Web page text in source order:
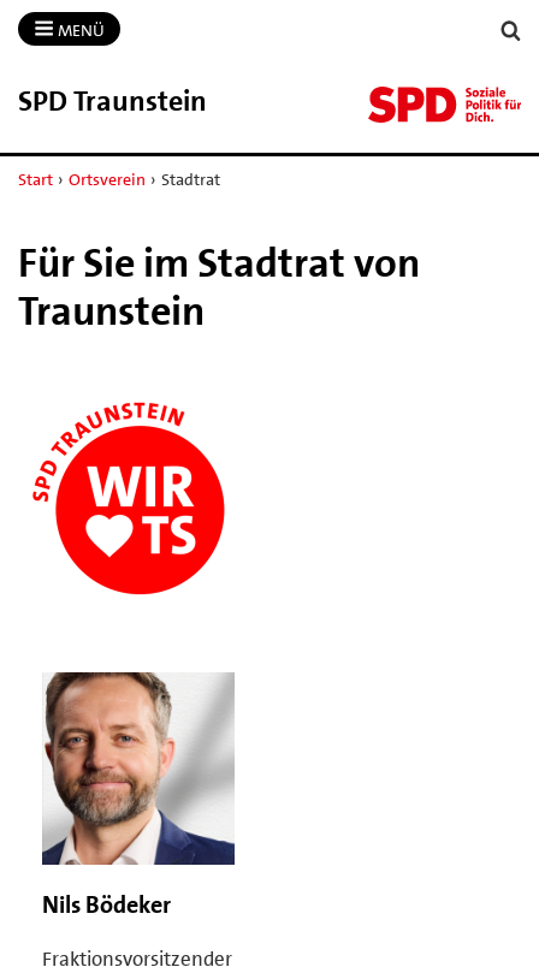
MENÜ
SPD Traunstein
Start › Ortsverein › Stadtrat
Für Sie im Stadtrat von
Traunstein
Nils Bödeker
Fraktionsvorsitzender